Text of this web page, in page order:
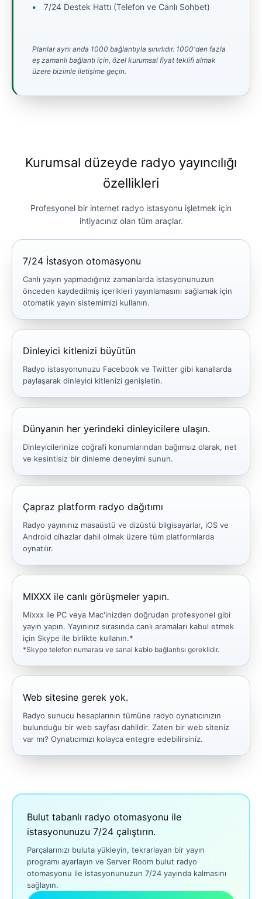
7/24 Destek Hattı (Telefon ve Canlı Sohbet)
Planlar aynı anda 1000 bağlantıyla sınırlıdır. 1000'den fazla
eş zamanlı bağlantı için, özel kurumsal fiyat teklifi almak
üzere bizimle iletişime geçin.
Kurumsal düzeyde radyo yayıncılığı
özellikleri
Profesyonel bir internet radyo istasyonu işletmek için
ihtiyacınız olan tüm araçlar.
7/24 İstasyon otomasyonu
Canlı yayın yapmadığınız zamanlarda istasyonunuzun
önceden kaydedilmiş içerikleri yayınlamasını sağlamak için
otomatik yayın sistemimizi kullanın.
Dinleyici kitlenizi büyütün
Radyo istasyonunuzu Facebook ve Twitter gibi kanallarda
paylaşarak dinleyici kitlenizi genişletin.
Dünyanın her yerindeki dinleyicilere ulaşın.
Dinleyicilerinize coğrafi konumlarından bağımsız olarak, net
ve kesintisiz bir dinleme deneyimi sunun.
Çapraz platform radyo dağıtımı
Radyo yayınınız masaüstü ve dizüstü bilgisayarlar, iOS ve
Android cihazlar dahil olmak üzere tüm platformlarda
oynatılır.
MIXXX ile canlı görüşmeler yapın.
Mixxx ile PC veya Mac'inizden doğrudan profesyonel gibi
yayın yapın. Yayınınız sırasında canlı aramaları kabul etmek
için Skype ile birlikte kullanın.*
*Skype telefon numarası ve sanal kablo bağlantısı gereklidir.
Web sitesine gerek yok.
Radyo sunucu hesaplarının tümüne radyo oynatıcınızın
bulunduğu bir web sayfası dahildir. Zaten bir web siteniz
var mı? Oynatıcımızı kolayca entegre edebilirsiniz.
Bulut tabanlı radyo otomasyonu ile
istasyonunuzu 7/24 çalıştırın.
Parçalarınızı buluta yükleyin, tekrarlayan bir yayın
programı ayarlayın ve Server Room bulut radyo
otomasyonu ile istasyonunuzun 7/24 yayında kalmasını
sağlayın.